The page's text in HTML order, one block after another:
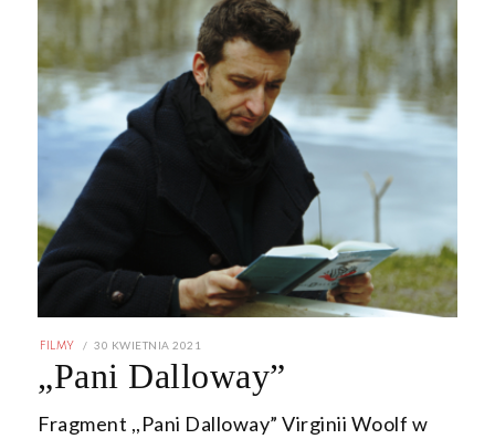
FILMY
POSTED
30 KWIETNIA 2021
2021
„Pani Dalloway”
Fragment ,,Pani Dalloway” Virginii Woolf w